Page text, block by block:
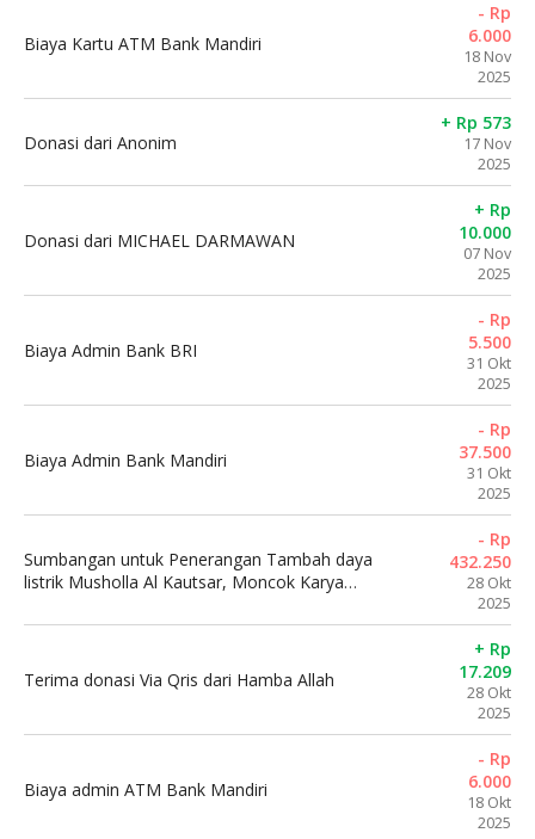
Biaya Kartu ATM Bank Mandiri
- Rp
6.000
18 Nov
2025
Donasi dari Anonim
+ Rp 573
17 Nov
2025
Donasi dari MICHAEL DARMAWAN
+ Rp
10.000
07 Nov
2025
Biaya Admin Bank BRI
- Rp
5.500
31 Okt
2025
Biaya Admin Bank Mandiri
- Rp
37.500
31 Okt
2025
Sumbangan untuk Penerangan Tambah daya
listrik Musholla Al Kautsar, Moncok Karya
- Rp
432.250
28 Okt
2025
Terima donasi Via Qris dari Hamba Allah
+ Rp
17.209
28 Okt
2025
Biaya admin ATM Bank Mandiri
- Rp
6.000
18 Okt
2025